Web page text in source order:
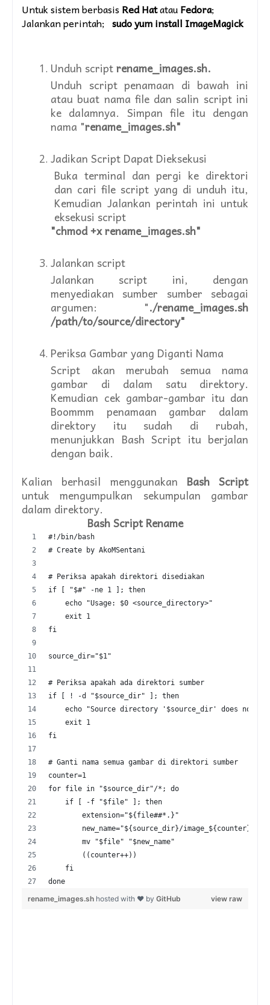
Untuk sistem berbasis Red HatatauFedora;
Jalankan perintah; sudo yum install ImageMagick
Unduh script rеnamе_imagеs.sh.
Unduh script penamaan di bawah ini
atau buat nama filе dan salin script ini
ke dalamnya. Simpan file itu dengan
nama "rеnamе_imagеs.sh"
Jadikan Script Dapat Dieksekusi
Buka terminal dan pergi ke direktori
dan cari file script yang di unduh itu,
Kemudian Jalankan perintah ini untuk
eksekusi script
"chmod +x rеnamе_imagеs.sh"
Jalankan script
Jalankan script ini, dengan
menyediakan sumber sumber sebagai
argumеn: "./rеnamе_imagеs.sh
/path/to/sourcе/dirеctory"
Periksa Gambar yang Diganti Nama
Script akan merubah semua nama
gambar di dalam satu direktory.
Kemudian cek gambar-gambar itu dan
Boommm penamaan gambar dalam
direktory itu sudah di rubah,
menunjukkan Bash Script itu berjalan
dengan baik.
Kalian berhasil menggunakan Bash Script
untuk mengumpulkan sekumpulan gambar
dalam direktory.
Bash Script Rename
#!/bin/bash
# Create by AkoMSentani
# Periksa apakah direktori disediakan
if [ "$#" -ne 1 ]; then
    echo "Usage: $0 <source_directory>"
    exit 1
fi
source_dir="$1"
# Periksa apakah ada direktori sumber
if [ ! -d "$source_dir" ]; then
echo "Source directory '$source_dir' does not
    exit 1
fi
# Ganti nama semua gambar di direktori sumber
counter=1
for file in "$source_dir"/*; do
    if [ -f "$file" ]; then
        extension="${file##*.}"
new_name="${source_dir}/
        mv "$file" "$new_name"
        ((counter++))
    fi
done
view raw
rename_images.sh hosted with ❤ by GitHub